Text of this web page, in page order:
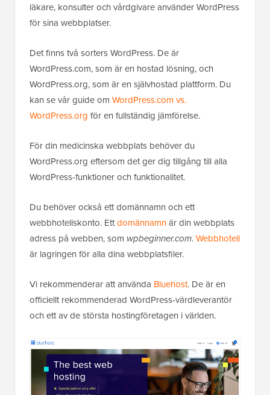
läkare, konsulter och vårdgivare använder WordPress
för sina webbplatser.
Det finns två sorters WordPress. De är
WordPress.com, som är en hostad lösning, och
WordPress.org, som är en självhostad plattform. Du
kan se vår guide om WordPress.com vs.
WordPress.org för en fullständig jämförelse.
För din medicinska webbplats behöver du
WordPress.org eftersom det ger dig tillgång till alla
WordPress-funktioner och funktionalitet.
Du behöver också ett domännamn och ett
webbhotellskonto. Ettdomännamnär din webbplats
adress på webben, som wpbeginner.com.Webbhotell
är lagringen för alla dina webbplatsfiler.
Vi rekommenderar att använda Bluehost. De är en
officiellt rekommenderad WordPress-värdleverantör
och ett av de största hostingföretagen i världen.